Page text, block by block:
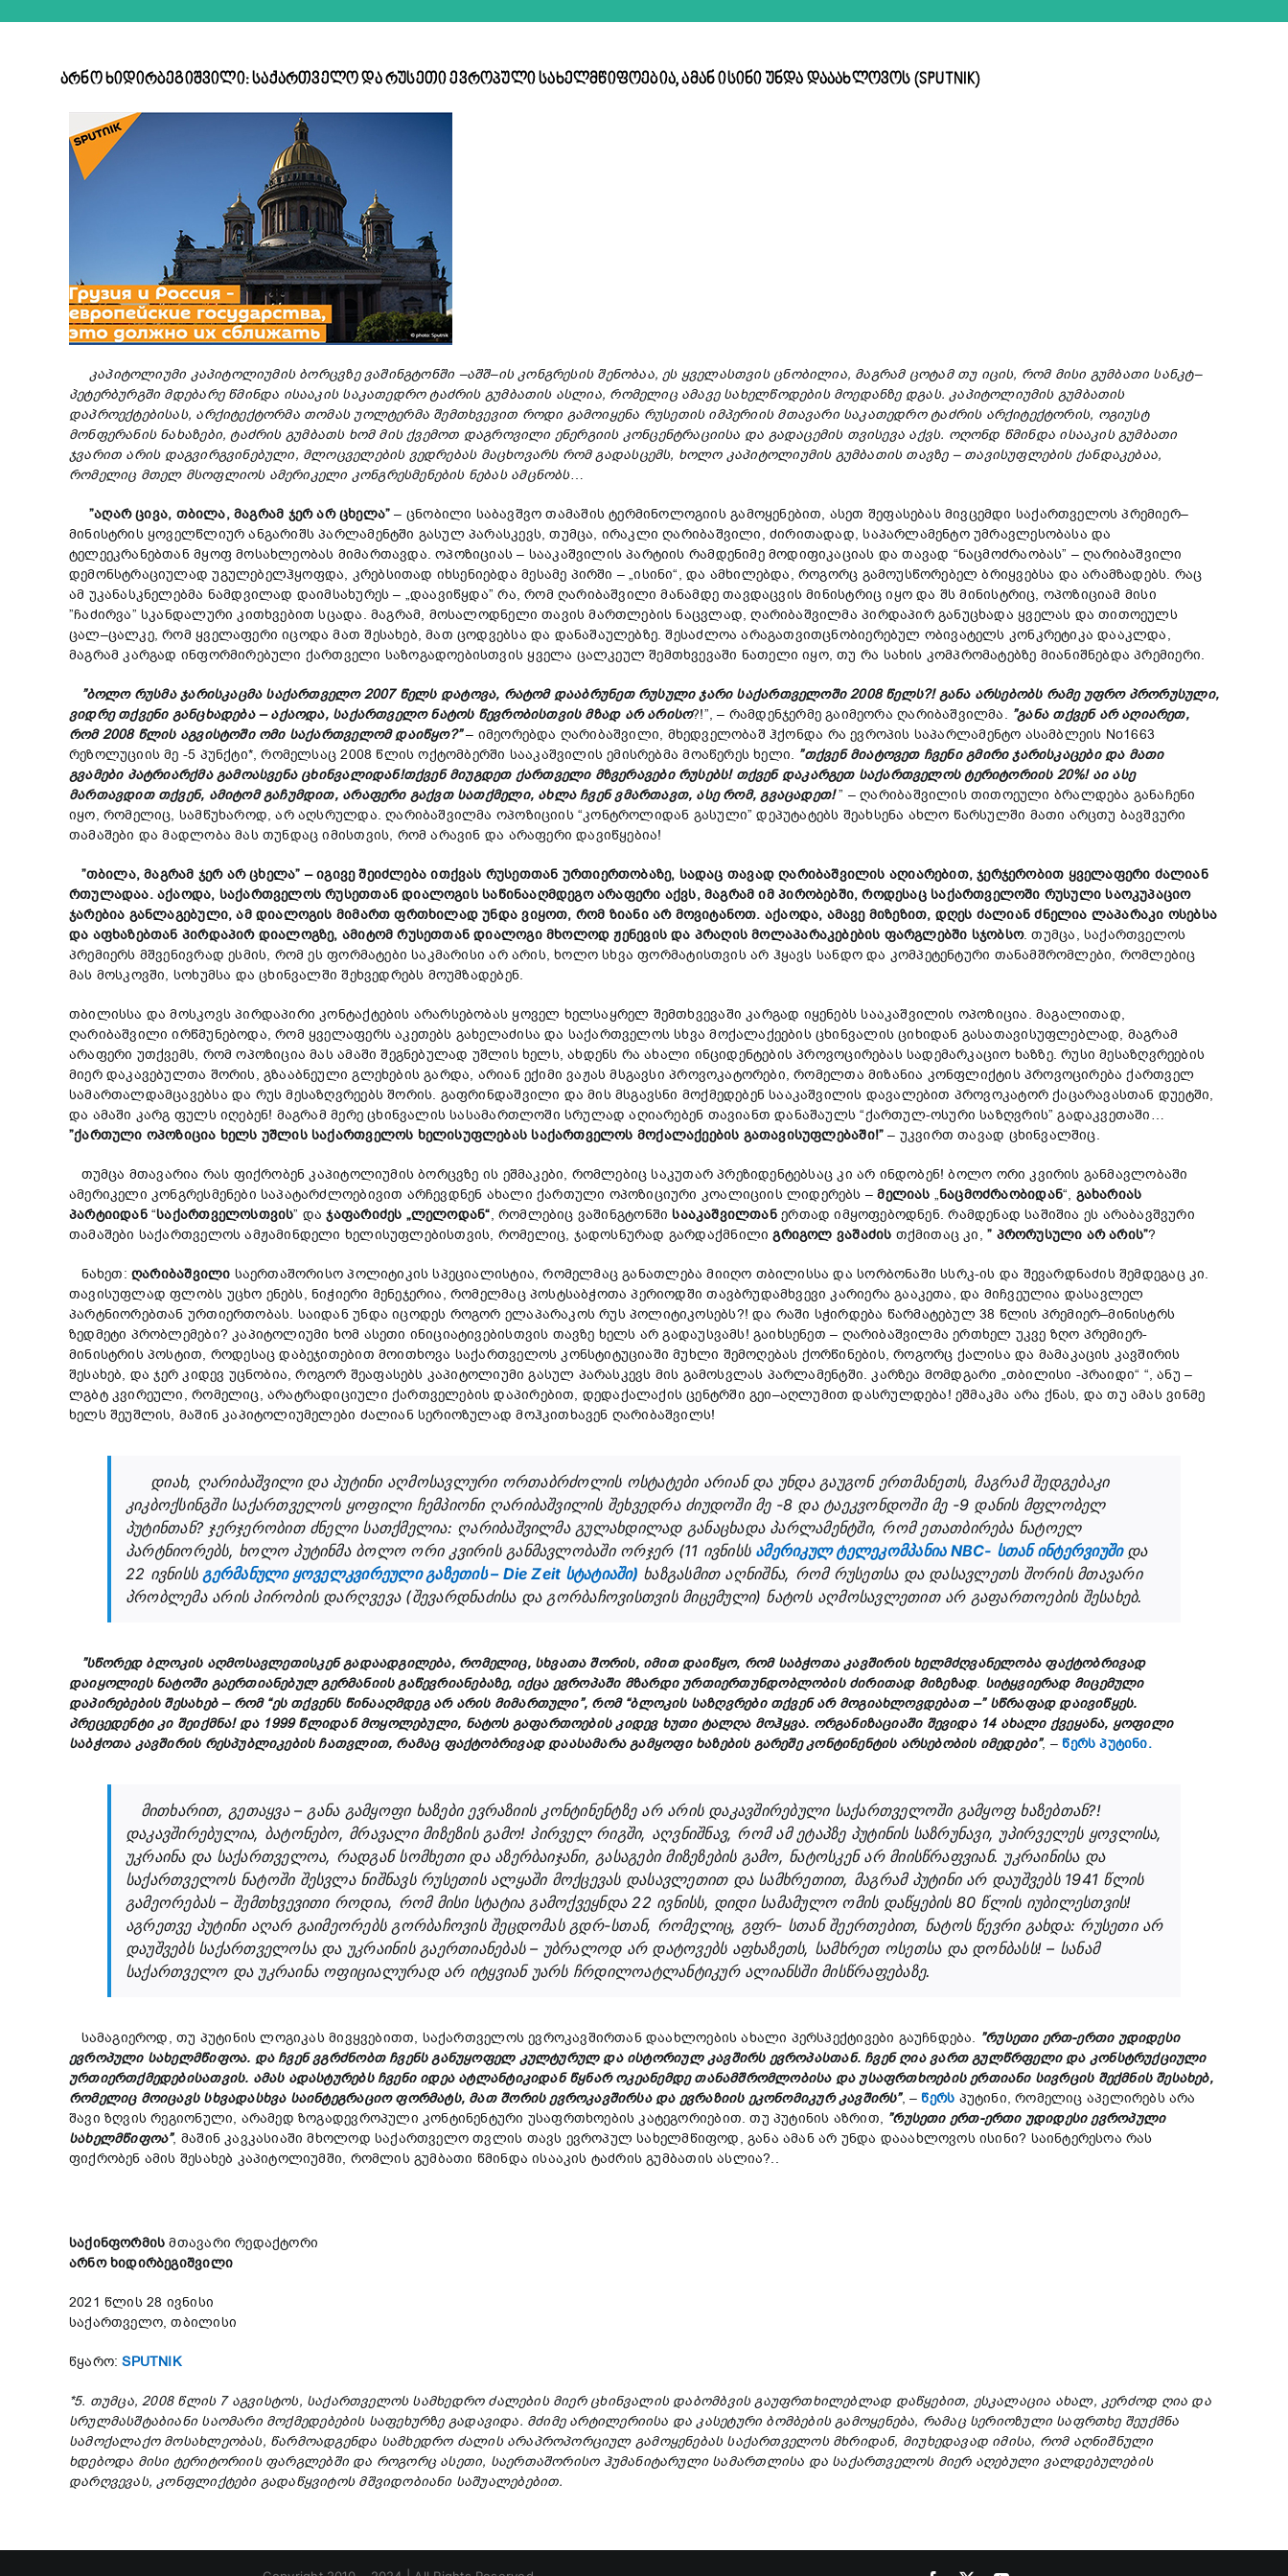
არნო ხიდირბეგიშვილი: საქართველო და რუსეთი ევროპული სახელმწიფოებია, ამან ისინი უნდა დააახლოვოს (SPUTNIK)
კაპიტოლიუმი კაპიტოლიუმისბორცვზევაშინგტონში –აშშ–ისკონგრესის შენობაა,ეს ყველასთვის ცნობილია, მაგრამ ცოტამ თუ იცის, რომ მისი გუმბათი სანკტ–
პეტერბურგში მდებარე წმინდა ისააკის საკათედროტაძრის გუმბათის ასლია, რომელიც ამავე სახელწოდების მოედანზე დგას.კაპიტოლიუმის გუმბათის
დაპროექტებისას, არქიტექტორმა თომასუოლტერმა შემთხვევით როდი გამოიყენა რუსეთის იმპერიის მთავარი საკათედროტაძრის არქიტექტორის, ოგიუსტ
მონფერანის ნახაზები,ტაძრის გუმბათს ხომ მის ქვემოთ დაგროვილი ენერგიის კონცენტრაციისა და გადაცემის თვისევა აქვს. ოღონდ წმინდა ისააკისგუმბათი
ჯვარით არის დაგვირგვინებული, მლოცველების ვედრებას მაცხოვარს რომგადასცემს, ხოლო კაპიტოლიუმის გუმბათის თავზე – თავისუფლების ქანდაკებაა,
რომელიც მთელ მსოფლიოს ამერიკელი კონგრესმენების ნებას ამცნობს…
”აღარცივა, თბილა,მაგრამ ჯერარცხელა” – ცნობილი საბავშვო თამაშის ტერმინოლოგიის გამოყენებით, ასეთ შეფასებას მივცემდი საქართველოს პრემიერ–
მინისტრის ყოველწლიურ ანგარიშს პარლამენტში გასულ პარასკევს, თუმცა, ირაკლი ღარიბაშვილი, ძირითადად, საპარლამენტო უმრავლესობასა და
ტელეეკრანებთან მყოფ მოსახლეობას მიმართავდა. ოპოზიციას – სააკაშვილის პარტიის რამდენიმე მოდიფიკაციას და თავად “ნაცმოძრაობას” – ღარიბაშვილი
დემონსტრაციულად უგულებელჰყოფდა, კრებსითად იხსენიებდა მესამე პირში – „ისინი“, და ამხილებდა, როგორც გამოუსწორებელ ბრიყვებსა და არამზადებს. რაც
ამ უკანასკნელებმა ნამდვილად დაიმსახურეს – „დაავიწყდა” რა, რომ ღარიბაშვილი მანამდე თავდაცვის მინისტრიც იყო და შს მინისტრიც, ოპოზიციამ მისი
”ჩაძირვა” სკანდალური კითხვებით სცადა. მაგრამ, მოსალოდნელი თავის მართლების ნაცვლად, ღარიბაშვილმა პირდაპირ განუცხადა ყველას და თითოეულს
ცალ–ცალკე, რომ ყველაფერი იცოდა მათ შესახებ, მათ ცოდვებსა და დანაშაულებზე. შესაძლოა არაგათვითცნობიერებულ ობივატელს კონკრეტიკა დააკლდა,
მაგრამ კარგად ინფორმირებული ქართველი საზოგადოებისთვის ყველა ცალკეულ შემთხვევაში ნათელი იყო, თუ რა სახის კომპრომატებზე მიანიშნებდა პრემიერი.
”ბოლო რუსმაჯარისკაცმა საქართველო 2007 წელს დატოვა, რატომ დააბრუნეთ რუსულიჯარი საქართველოში 2008წელს?!განა არსებობს რამეუფრო პრორუსული,
ვიდრეთქვენი განცხადება –აქაოდა, საქართველონატოსწევრობისთვის მზად არარისო?!”, – რამდენჯერმე გაიმეორა ღარიბაშვილმა. ”განა თქვენ არაღიარეთ,
რომ 2008 წლის აგვისტოში ომი საქართველომ დაიწყო?”– იმეორებდა ღარიბაშვილი, მხედველობაშ ჰქონდა რა ევროპის საპარლამენტო ასამბლეის No1663
რეზოლუციის მე -5 პუნქტი*, რომელსაც 2008 წლის ოქტომბერში სააკაშვილის ემისრებმა მოაწერეს ხელი. ”თქვენმიატოვეთ ჩვენიგმირი ჯარისკაცები და მათი
გვამები პატრიარქმაგამოასვენა ცხინვალიდან!თქვენმიუგდეთ ქართველი მზვერავები რუსებს! თქვენ დაკარგეთ საქართველოსტერიტორიის 20%! აი ასე
მართავდითთქვენ, ამიტომგაჩუმდით, არაფერი გაქვთ სათქმელი, ახლა ჩვენვმართავთ, ასერომ,გვაცადეთ!” – ღარიბაშვილის თითოეული ბრალდება განაჩენი
იყო, რომელიც, სამწუხაროდ, არ აღსრულდა. ღარიბაშვილმა ოპოზიციის “კონტროლიდან გასული” დეპუტატებს შეახსენა ახლო წარსულში მათი არცთუ ბავშვური
თამაშები და მადლობა მას თუნდაც იმისთვის, რომ არავინ და არაფერი დავიწყებია!
”თბილა,მაგრამ ჯერ არცხელა” –იგივეშეიძლებაითქვას რუსეთთან ურთიერთობაზე, სადაც თავადღარიბაშვილის აღიარებით,ჯერჯერობით ყველაფერი ძალიან
რთულადაა.აქაოდა, საქართველოსრუსეთთანდიალოგისსაწინააღმდეგო არაფერი აქვს, მაგრამიმპირობებში,როდესაცსაქართველოში რუსულისაოკუპაციო
ჯარებია განლაგებული,ამდიალოგის მიმართფრთხილადუნდავიყოთ, რომ ზიანი არ მოვიტანოთ. აქაოდა, ამავე მიზეზით, დღეს ძალიანძნელია ლაპარაკი ოსებსა
და აფხაზებთან პირდაპირ დიალოგზე, ამიტომრუსეთთანდიალოგი მხოლოდჟენევისდა პრაღისმოლაპარაკებების ფარგლებში სჯობსო. თუმცა, საქართველოს
პრემიერს მშვენივრად ესმის, რომ ეს ფორმატები საკმარისი არ არის, ხოლო სხვა ფორმატისთვის არ ჰყავს სანდო და კომპეტენტური თანამშრომლები, რომლებიც
მას მოსკოვში, სოხუმსა და ცხინვალში შეხვედრებს მოუმზადებენ.
თბილისსა და მოსკოვს პირდაპირი კონტაქტების არარსებობას ყოველ ხელსაყრელ შემთხვევაში კარგად იყენებს სააკაშვილის ოპოზიცია. მაგალითად,
ღარიბაშვილი ირწმუნებოდა, რომ ყველაფერს აკეთებს გახელაძისა და საქართველოს სხვა მოქალაქეების ცხინვალის ციხიდან გასათავისუფლებლად, მაგრამ
არაფერი უთქვემს, რომ ოპოზიცია მას ამაში შეგნებულად უშლის ხელს, ახდენს რა ახალი ინციდენტების პროვოცირებას სადემარკაციო ხაზზე. რუსი მესაზღვრეების
მიერ დაკავებულთა შორის, გზააბნეული გლეხების გარდა, არიან ექიმი ვაჟას მსგავსი პროვოკატორები, რომელთა მიზანია კონფლიქტის პროვოცირება ქართველ
სამართალდამცავებსა და რუს მესაზღვრეებს შორის. გაფრინდაშვილი და მის მსგავსნი მოქმედებენ სააკაშვილის დავალებით პროვოკატორ ქაცარავასთან დუეტში,
და ამაში კარგ ფულს იღებენ! მაგრამ მერე ცხინვალის სასამართლოში სრულად აღიარებენ თავიანთ დანაშაულს “ქართულ-ოსური საზღვრის” გადაკვეთაში…
”ქართული ოპოზიცია ხელს უშლისსაქართველოს ხელისუფლებასსაქართველოს მოქალაქეების გათავისუფლებაში!”– უკვირთ თავად ცხინვალშიც.
თუმცა მთავარია რას ფიქრობენ კაპიტოლიუმის ბორცვზე ის ეშმაკები, რომლებიც საკუთარ პრეზიდენტებსაც კი არ ინდობენ! ბოლო ორი კვირის განმავლობაში
ამერიკელი კონგრესმენები საპატარძლოებივით არჩევდნენ ახალი ქართული ოპოზიციური კოალიციის ლიდერებს –მელიას „ნაცმოძრაობიდან“, გახარიას
პარტიიდან“საქართველოსთვის” დაჯაფარიძეს „ლელოდან“, რომლებიც ვაშინგტონშისააკაშვილთანერთად იმყოფებოდნენ. რამდენად საშიშია ეს არაბავშვური
თამაშები საქართველოს ამჟამინდელი ხელისუფლებისთვის, რომელიც, ჯადოსნურად გარდაქმნილიგრიგოლ ვაშაძის თქმითაც კი,” პრორუსული არარის”?
ნახეთ:ღარიბაშვილი საერთაშორისო პოლიტიკის სპეციალისტია, რომელმაც განათლება მიიღო თბილისსა და სორბონაში სსრკ-ის და შევარდნაძის შემდეგაც კი.
თავისუფლად ფლობს უცხო ენებს, ნიჭიერი მენეჯერია, რომელმაც პოსტსაბჭოთა პერიოდში თავბრუდამხვევი კარიერა გააკეთა, და მიჩვეულია დასავლელ
პარტნიორებთან ურთიერთობას. საიდან უნდა იცოდეს როგორ ელაპარაკოს რუს პოლიტიკოსებს?! და რაში სჭირდება წარმატებულ 38 წლის პრემიერ–მინისტრს
ზედმეტი პრობლემები? კაპიტოლიუმი ხომ ასეთი ინიციატივებისთვის თავზე ხელს არ გადაუსვამს! გაიხსენეთ – ღარიბაშვილმა ერთხელ უკვე ზღო პრემიერ-
მინისტრის პოსტით, როდესაც დაბეჯითებით მოითხოვა საქართველოს კონსტიტუციაში მუხლი შემოღებას ქორწინების, როგორც ქალისა და მამაკაცის კავშირის
შესახებ, და ჯერ კიდევ უცნობია, როგორ შეაფასებს კაპიტოლიუმი გასულ პარასკევს მის გამოსვლას პარლამენტში. კარზეა მომდგარი „თბილისი -პრაიდი“ “, ანუ –
ლგბტ კვირეული, რომელიც, არატრადიციული ქართველების დაპირებით, დედაქალაქის ცენტრში გეი–აღლუმით დასრულდება! ეშმაკმა არა ქნას, და თუ ამას ვინმე
ხელს შეუშლის, მაშინ კაპიტოლიუმელები ძალიან სერიოზულად მოჰკითხავენ ღარიბაშვილს!
დიახ, ღარიბაშვილი და პუტინი აღმოსავლური ორთაბრძოლის ოსტატები არიან და უნდა გაუგონ ერთმანეთს, მაგრამ შედგებაკი
კიკბოქსინგში საქართველოს ყოფილი ჩემპიონი ღარიბაშვილის შეხვედრა ძიუდოში მე -8 და ტაეკვონდოში მე -9 დანის მფლობელ
პუტინთან? ჯერჯერობით ძნელი სათქმელია: ღარიბაშვილმა გულახდილად განაცხადა პარლამენტში, რომ ეთათბირება ნატოელ
პარტნიორებს, ხოლო პუტინმა ბოლო ორი კვირის განმავლობაში ორჯერ (11 ივნისს ამერიკულ ტელეკომპანია NBC- სთან ინტერვიუში და
22 ივნისსგერმანული ყოველკვირეული გაზეთის – Die Zeit სტატიაში) ხაზგასმით აღნიშნა, რომ რუსეთსა და დასავლეთს შორის მთავარი
პრობლემა არის პირობის დარღვევა (შევარდნაძისა და გორბაჩოვისთვის მიცემული) ნატოს აღმოსავლეთით არ გაფართოების შესახებ.
”სწორედ ბლოკის აღმოსავლეთისკენგადაადგილება, რომელიც, სხვათა შორის, იმით დაიწყო, რომ საბჭოთაკავშირის ხელმძღვანელობა ფაქტობრივად
დაიყოლიეს ნატოში გაერთიანებულგერმანიისგაწევრიანებაზე, იქცა ევროპაში მზარდი ურთიერთუნდობლობის ძირითად მიზეზად. სიტყვიერად მიცემული
დაპირებების შესახებ – რომ “ეს თქვენს წინააღმდეგ არ არის მიმართული”, რომ “ბლოკის საზღვრები თქვენარ მოგიახლოვდებათ –”სწრაფად დაივიწყეს.
პრეცედენტიკი შეიქმნა! და 1999წლიდან მოყოლებული, ნატოს გაფართოებისკიდევ ხუთი ტალღა მოჰყვა. ორგანიზაციაში შევიდა 14 ახალი ქვეყანა, ყოფილი
საბჭოთა კავშირის რესპუბლიკების ჩათვლით, რამაც ფაქტობრივად დაასამარაგამყოფი ხაზების გარეშეკონტინენტის არსებობის იმედები”, – წერს პუტინი.
მითხარით, გეთაყვა – განა გამყოფი ხაზები ევრაზიის კონტინენტზე არ არის დაკავშირებული საქართველოში გამყოფ ხაზებთან?!
დაკავშირებულია, ბატონებო, მრავალი მიზეზის გამო! პირველ რიგში, აღვნიშნავ, რომ ამ ეტაპზე პუტინის საზრუნავი, უპირველეს ყოვლისა,
უკრაინა და საქართველოა, რადგან სომხეთი და აზერბაიჯანი, გასაგები მიზეზების გამო, ნატოსკენ არ მიისწრაფვიან. უკრაინისა და
საქართველოს ნატოში შესვლა ნიშნავს რუსეთის ალყაში მოქცევას დასავლეთით და სამხრეთით, მაგრამ პუტინი არ დაუშვებს 1941 წლის
გამეორებას – შემთხვევითი როდია, რომ მისი სტატია გამოქვეყნდა 22 ივნისს, დიდი სამამულო ომის დაწყების 80 წლის იუბილესთვის!
აგრეთვე პუტინი აღარ გაიმეორებს გორბაჩოვის შეცდომას გდრ-სთან, რომელიც, გფრ- სთან შეერთებით, ნატოს წევრი გახდა: რუსეთი არ
დაუშვებს საქართველოსა და უკრაინის გაერთიანებას – უბრალოდ არ დატოვებს აფხაზეთს, სამხრეთ ოსეთსა და დონბასს! – სანამ
საქართველო და უკრაინა ოფიციალურად არ იტყვიან უარს ჩრდილოატლანტიკურ ალიანსში მისწრაფებაზე.
სამაგიეროდ, თუ პუტინის ლოგიკას მივყვებითთ, საქართველოს ევროკავშირთან დაახლოების ახალი პერსპექტივები გაუჩნდება. ”რუსეთი ერთ-ერთი უდიდესი
ევროპული სახელმწიფოა. და ჩვენვგრძნობთ ჩვენსგანუყოფელ კულტურულ და ისტორიულკავშირს ევროპასთან. ჩვენღიავართგულწრფელი და კონსტრუქციული
ურთიერთქმედებისათვის. ამას ადასტურებს ჩვენი იდეა ატლანტიკიდანწყნაროკეანემდეთანამშრომლობისა დაუსაფრთხოებისერთიანი სივრცის შექმნის შესახებ,
რომელიც მოიცავს სხვადასხვა საინტეგრაციოფორმატს, მათ შორისევროკავშირსა და ევრაზიის ეკონომიკურკავშირს”, – წერს პუტინი, რომელიც აპელირებს არა
შავი ზღვის რეგიონული, არამედ ზოგადევროპული კონტინენტური უსაფრთხოების კატეგორიებით. თუ პუტინის აზრით, ”რუსეთი ერთ-ერთი უდიდესიევროპული
სახელმწიფოა”, მაშინ კავკასიაში მხოლოდ საქართველო თვლის თავს ევროპულ სახელმწიფოდ, განა ამან არ უნდა დააახლოვოს ისინი? საინტერესოა რას
ფიქრობენ ამის შესახებ კაპიტოლიუმში, რომლის გუმბათი წმინდა ისააკის ტაძრის გუმბათის ასლია?..
საქინფორმის მთავარი რედაქტორი
არნოხიდირბეგიშვილი
2021 წლის 28 ივნისი
საქართველო, თბილისი
წყარო:SPUTNIK
*5. თუმცა, 2008 წლის7 აგვისტოს, საქართველოს სამხედრო ძალების მიერ ცხინვალის დაბომბვის გაუფრთხილებლად დაწყებით, ესკალაცია ახალ,კერძოდ ღია და
სრულმასშტაბიანი საომარი მოქმედებების საფეხურზე გადავიდა. მძიმე არტილერიისა და კასეტური ბომბების გამოყენება, რამაც სერიოზული საფრთხე შეუქმნა
სამოქალაქო მოსახლეობას, წარმოადგენდა სამხედრო ძალის არაპროპორციულ გამოყენებას საქართველოს მხრიდან, მიუხედავად იმისა, რომ აღნიშნული
ხდებოდა მისი ტერიტორიის ფარგლებში და როგორც ასეთი, საერთაშორისო ჰუმანიტარული სამართლისა და საქართველოს მიერ აღებული ვალდებულების
დარღვევას,კონფლიქტები გადაწყვიტოს მშვიდობიანი საშუალებებით.